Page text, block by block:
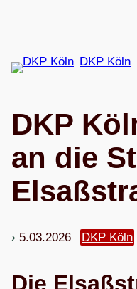
springen
DKP Köln
DKP
an die
5.03.2026 DKP Köln
Die